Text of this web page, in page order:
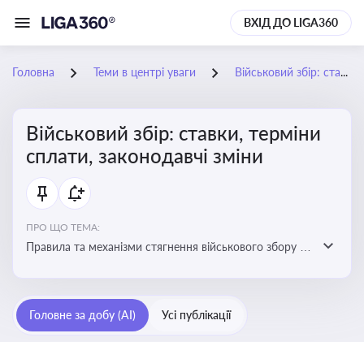
ВХІД ДО LIGA360
Головна Теми в центрі уваги Військовий збір: ставки, терміни сплати, законодавчі зміни
Військовий збір: ставки, терміни
сплати, законодавчі зміни
ПРО ЩО ТЕМА:
Правила та механізми стягнення військового збору з
Головне за добу (AI) Усі публікації